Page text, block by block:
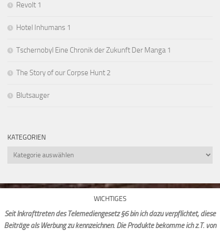
Revolt 1
Hotel Inhumans 1
Tschernobyl Eine Chronik der Zukunft Der Manga 1
The Story of our Corpse Hunt 2
Blutsauger
KATEGORIEN
Kategorien
WICHTIGES
Seit Inkrafttreten des Telemediengesetz §6 bin ich dazu verpflichtet, diese
Beiträge als Werbung zu kennzeichnen. Die Produkte bekomme ich z.T. von